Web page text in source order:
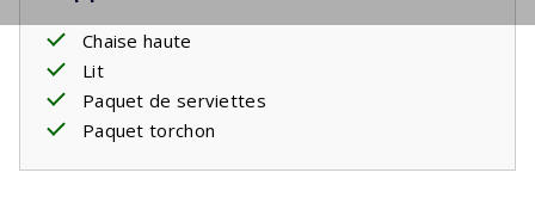
Chaise haute
Lit
Paquet de serviettes
Paquet torchon